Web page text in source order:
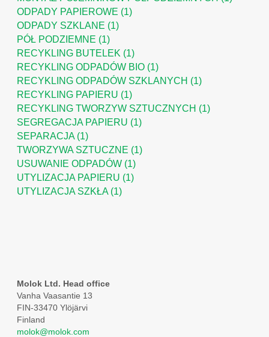
ODPADY PAPIEROWE (1)
ODPADY SZKLANE (1)
PÓŁ PODZIEMNE (1)
RECYKLING BUTELEK (1)
RECYKLING ODPADÓW BIO (1)
RECYKLING ODPADÓW SZKLANYCH (1)
RECYKLING PAPIERU (1)
RECYKLING TWORZYW SZTUCZNYCH (1)
SEGREGACJA PAPIERU (1)
SEPARACJA (1)
TWORZYWA SZTUCZNE (1)
USUWANIE ODPADÓW (1)
UTYLIZACJA PAPIERU (1)
UTYLIZACJA SZKŁA (1)
Molok Ltd. Head office
Vanha Vaasantie 13
FIN-33470 Ylöjärvi
Finland
molok@molok.com